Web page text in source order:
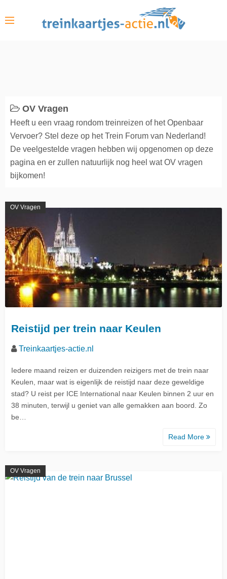
OV Vragen
Heeft u een vraag rondom treinreizen of het Openbaar
Vervoer? Stel deze op het Trein Forum van Nederland!
De veelgestelde vragen hebben wij opgenomen op deze
pagina en er zullen natuurlijk nog heel wat OV vragen
bijkomen!
OV Vragen
Reistijd per trein naar Keulen
Treinkaartjes-actie.nl
Iedere maand reizen er duizenden reizigers met de trein naar
Keulen, maar wat is eigenlijk de reistijd naar deze geweldige
stad? U reist per ICE International naar Keulen binnen 2 uur en
38 minuten, terwijl u geniet van alle gemakken aan boord. Zo
be…
Read More
OV Vragen